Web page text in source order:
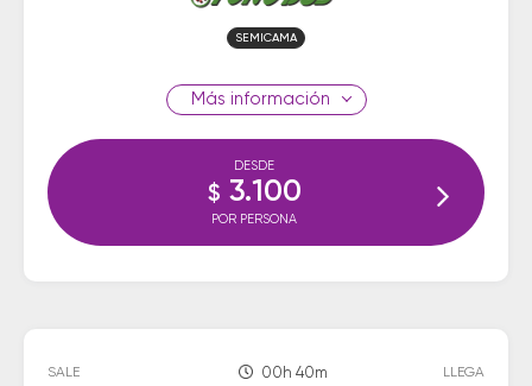
SEMICAMA
información
DESDE
$ 3.100
POR PERSONA
SALE 00h 40m LLEGA